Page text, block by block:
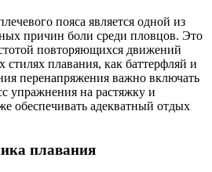
пояса является одной из
причин боли среди пловцов. Это
повторяющихся движений
стилях плавания, как баттерфляй и
перенапряжения важно включать
упражнения на растяжку и
обеспечивать адекватный отдых
плавания